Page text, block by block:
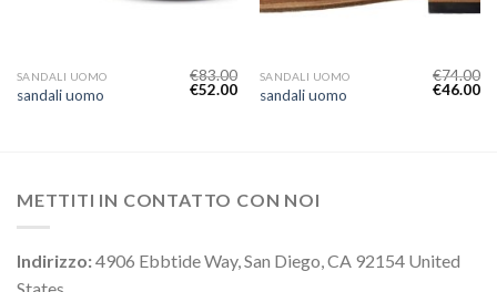
SANDALI UOMO
sandali uomo
€83.00
€52.00
SANDALI UOMO
sandali uomo
€74.00
€46.00
METTITI IN CONTATTO CON NOI
Indirizzo:4906 Ebbtide Way, San Diego, CA 92154 United